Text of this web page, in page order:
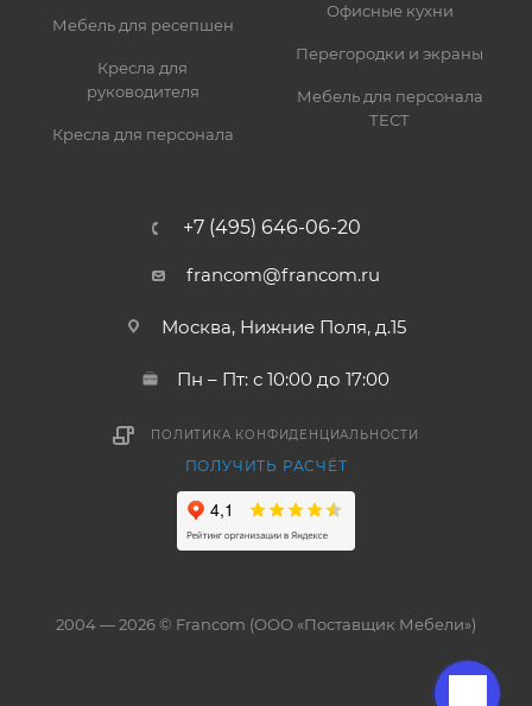
Мебель для ресепшен
Кресла для
руководителя
Кресла для персонала
Офисные кухни
Перегородки и экраны
Мебель для персонала
ТЕСТ
+7 (495) 646-06-20
francom@francom.ru
Москва, Нижние Поля, д.15
Пн – Пт: с 10:00 до 17:00
ПОЛИТИКА КОНФИДЕНЦИАЛЬНОСТИ
ПОЛУЧИТЬ РАСЧЁТ
2004 — 2026 © Francom (ООО «Поставщик Мебели»)